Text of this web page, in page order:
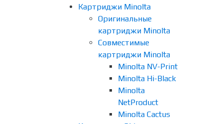
Картриджи Minolta
Оригинальные
картриджи Minolta
Совместимые
картриджи Minolta
Minolta NV-Print
Minolta Hi-Black
Minolta
NetProduct
Minolta Cactus